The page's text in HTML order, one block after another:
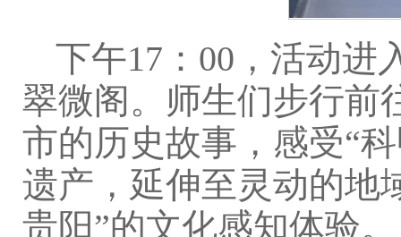
下午17：00，活动
翠微阁。师生们步行前
市的历史故事，感受“
遗产，延伸至灵动的地
贵阳”的文化感知体验。